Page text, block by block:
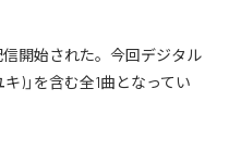
信開始された。今回デジタル
)」を含む全1曲となってい